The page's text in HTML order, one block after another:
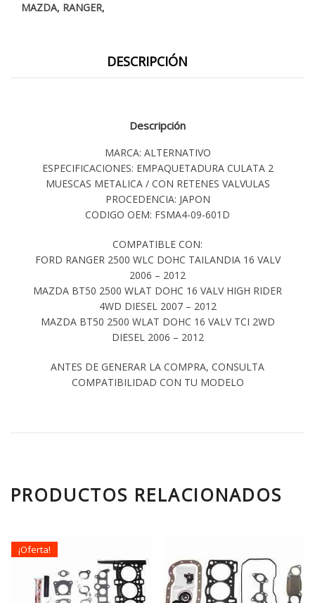
MAZDA, RANGER,
DESCRIPCIÓN
Descripción
MARCA: ALTERNATIVO
ESPECIFICACIONES: EMPAQUETADURA CULATA 2
MUESCAS METALICA / CON RETENES VALVULAS
PROCEDENCIA: JAPON
CODIGO OEM: FSMA4-09-601D
COMPATIBLE CON:
FORD RANGER 2500 WLC DOHC TAILANDIA 16 VALV
2006 – 2012
MAZDA BT50 2500 WLAT DOHC 16 VALV HIGH RIDER
4WD DIESEL 2007 – 2012
MAZDA BT50 2500 WLAT DOHC 16 VALV TCI 2WD
DIESEL 2006 – 2012
ANTES DE GENERAR LA COMPRA, CONSULTA
COMPATIBILIDAD CON TU MODELO
PRODUCTOS RELACIONADOS
¡Oferta!